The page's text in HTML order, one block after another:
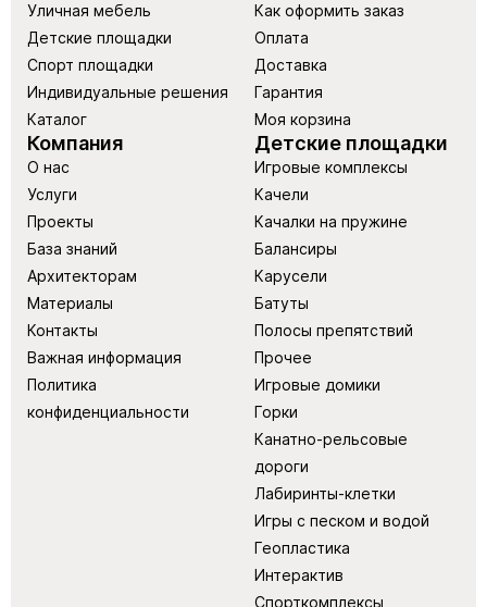
Уличная мебель
Детские площадки
Спорт площадки
Индивидуальные решения
Каталог
Как оформить заказ
Оплата
Доставка
Гарантия
Моя корзина
Компания
О нас
Услуги
Проекты
База знаний
Архитекторам
Материалы
Контакты
Важная информация
Политика
конфиденциальности
Детские площадки
Игровые комплексы
Качели
Качалки на пружине
Балансиры
Карусели
Батуты
Полосы препятствий
Прочее
Игровые домики
Горки
Канатно-рельсовые
дороги
Лабиринты-клетки
Игры с песком и водой
Геопластика
Интерактив
Спорткомплексы